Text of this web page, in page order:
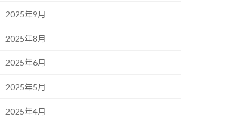
2025年9月
2025年8月
2025年6月
2025年5月
2025年4月